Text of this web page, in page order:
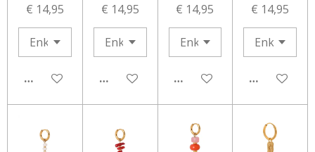
€ 14,95
IN WINKELWAGEN
€ 14,95
IN WINKELWAGEN
€ 14,95
IN WINKELWAGEN
€ 14,95
IN